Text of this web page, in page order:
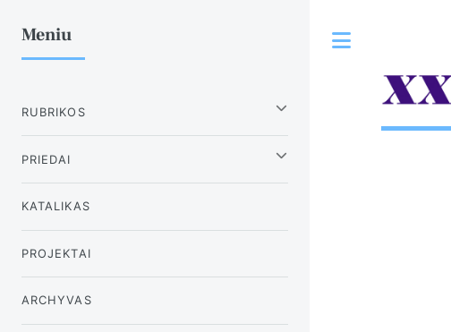
Meniu
RUBRIKOS
PRIEDAI
KATALIKAS
PROJEKTAI
ARCHYVAS